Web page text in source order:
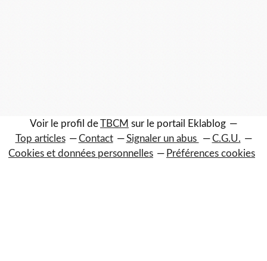
Voir le profil deTBCM sur le portail Eklablog
Top articles
Contact Signaler un abus
C.G.U.
Cookies et données personnelles
Préférences cookies